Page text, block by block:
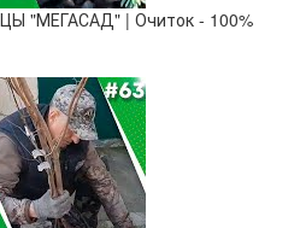
"МЕГАСАД" | Очиток - 100%